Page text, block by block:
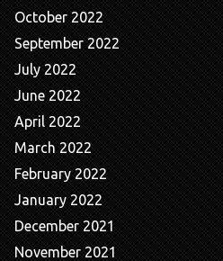
October 2022
September 2022
July 2022
June 2022
April 2022
March 2022
February 2022
January 2022
December 2021
November 2021